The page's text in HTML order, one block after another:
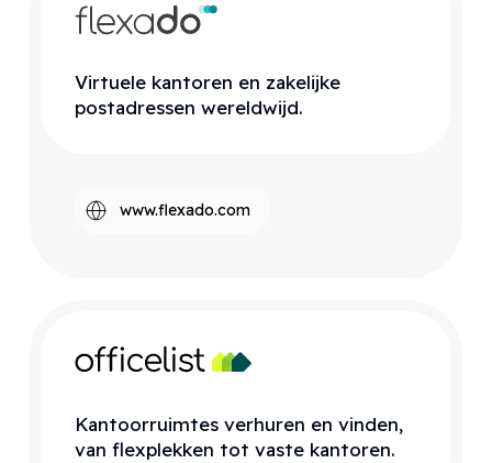
Virtuele kantoren en zakelijke
postadressen wereldwijd.
www.flexado.com
Kantoorruimtes verhuren en vinden,
van flexplekken tot vaste kantoren.